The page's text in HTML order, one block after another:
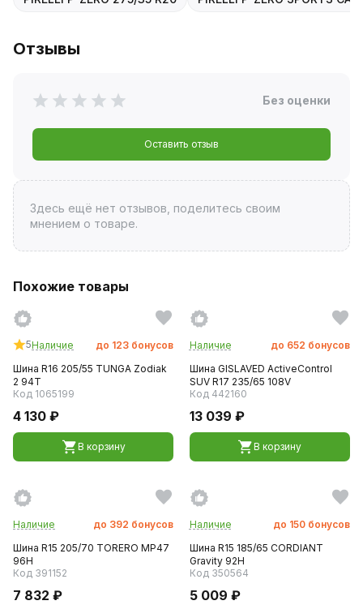
Отзывы
Без оценки
Оставить отзыв
Здесь ещё нет отзывов, поделитесь своим
мнением о товаре.
Похожие товары
5Наличие до 123 бонусов
Шина R16 205/55 TUNGA Zodiak
2 94T
Код 1065199
4 130 ₽
В корзину
Наличие до 652 бонусов
Шина GISLAVED ActiveControl
SUV R17 235/65 108V
Код 442160
13 039 ₽
В корзину
Наличие до 392 бонусов
Шина R15 205/70 TORERO MP47
96H
Код 391152
7 832 ₽
Наличие до 150 бонусов
Шина R15 185/65 CORDIANT
Gravity 92H
Код 350564
5 009 ₽